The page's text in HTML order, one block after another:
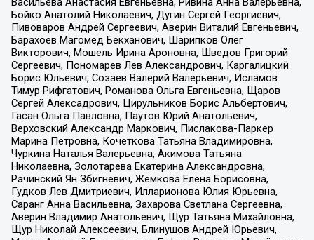
Бойко Анатолий Николаевич, Дугин Сергей Георгиевич,
Пивоваров Андрей Сергеевич, Аверин Виталий Евгеньевич,
Барахоев Магомед Бекханович, Шарипков Олег
Викторович, Мошель Ирина Ароновна, Шведов Григорий
Сергеевич, Пономарев Лев Александрович, Каргалицкий
Борис Юльевич, Созаев Валерий Валерьевич, Исламов
Тимур Рифгатович, Романова Ольга Евгеньевна, Щаров
Сергей Алексадрович, Цирульников Борис Альбертович,
Гасан Ольга Павловна, Паутов Юрий Анатольевич,
Верховский Александр Маркович, Пислакова-Паркер
Марина Петровна, Кочеткова Татьяна Владимировна,
Чуркина Наталья Валерьевна, Акимова Татьяна
Николаевна, Золотарева Екатерина Александровна,
Рачинский Ян Збигневич, Жемкова Елена Борисовна,
Гудков Лев Дмитриевич, Илларионова Юлия Юрьевна,
Саранг Анна Васильевна, Захарова Светлана Сергеевна,
Аверин Владимир Анатольевич, Щур Татьяна Михайловна,
Щур Николай Алексеевич, Блинушов Андрей Юрьевич,